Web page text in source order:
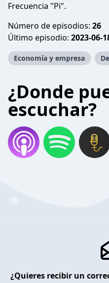
Frecuencia "Pi".
Número de episodios: 26
Último episodio: 2023-06-
Economía y empresa
¿Donde
escuchar?
¿Quieres recibir un